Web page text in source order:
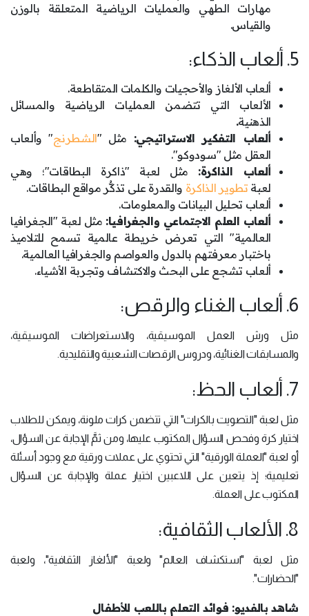
مهارات الطهي والعمليات الرياضية المتعلقة بالوزن
والقياس.
5. ألعاب الذكاء:
ألعاب الألغاز والأحجيات والكلمات المتقاطعة.
الألعاب التي تتضمن العمليات الرياضية والمسائل
الذهنية.
ألعاب التفكير الاستراتيجي: مثل "الشطرنج" وألعاب
العقل مثل "سودوكو".
ألعاب الذاكرة: مثل لعبة "ذاكرة البطاقات"؛ وهي
لعبة تطوير الذاكرة والقدرة على تذكُّر مواقع البطاقات.
ألعاب تحليل البيانات والمعلومات.
ألعاب العلم الاجتماعي والجغرافيا: مثل لعبة "الجغرافيا
العالمية" التي تعرض خريطة عالمية تسمح للتلاميذ
باختبار معرفتهم بالدول والعواصم والجغرافيا العالمية.
ألعاب تشجع على البحث والاكتشاف وتجربة الأشياء.
6. ألعاب الغناء والرقص:
مثل ورش العمل الموسيقية، والاستعراضات الموسيقية،
والمسابقات الغنائية، ودروس الرقصات الشعبية والتقليدية.
7. ألعاب الحظ:
مثل لعبة "التصويت بالكرات" التي تتضمن كرات ملونة، ويمكن للطلاب
اختيار كرة وفحص السؤال المكتوب عليها، ومن ثمَّ الإجابة عن السؤال،
أو لعبة "العملة الورقية" التي تحتوي على عملات ورقية مع وجود أسئلة
تعليمية؛ إذ يتعين على اللاعبين اختيار عملة والإجابة عن السؤال
المكتوب على العملة.
8. الألعاب الثقافية:
مثل لعبة "استكشاف العالم" ولعبة "الألغاز الثقافية"، ولعبة
"الحضارات".
شاهد بالفديو: فوائد التعلم باللعب للأطفال